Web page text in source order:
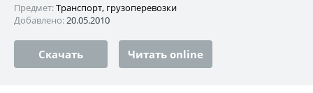
Предмет:Транспорт, грузоперевозки
Добавлено:20.05.2010
Скачать Читать online